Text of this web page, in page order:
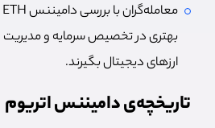
بهتری در تخصیص سرمایه و مدیریت
ارزهای دیجیتال بگیرند.
تاریخچه‌ی دامیننس اتریوم